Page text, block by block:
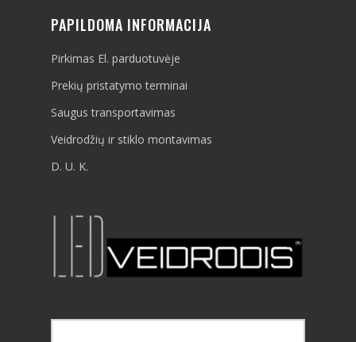
PAPILDOMA INFORMACIJA
Pirkimas El. parduotuvėje
Prekių pristatymo terminai
Saugus transportavimas
Veidrodžių ir stiklo montavimas
D. U. K.